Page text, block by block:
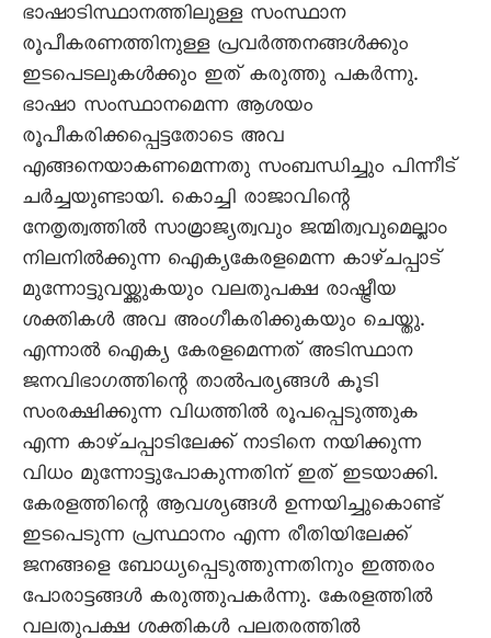
ഭാഷാടിസ്ഥാനത്തിലുള്ള സംസ്ഥാന
രൂപീകരണത്തിനുള്ള പ്രവര്‍ത്തനങ്ങള്‍ക്കും
ഇടപെടലുകള്‍ക്കും ഇത് കരുത്തു പകര്‍ന്നു.
ഭാഷാ സംസ്ഥാനമെന്ന ആശയം
രൂപീകരിക്കപ്പെട്ടതോടെ അവ
എങ്ങനെയാകണമെന്നതു സംബന്ധിച്ചും പിന്നീട്
ചര്‍ച്ചയുണ്ടായി. കൊച്ചി രാജാവിന്റെ
നേതൃത്വത്തില്‍ സാമ്രാജ്യത്വവും ജന്മിത്വവുമെല്ലാം
നിലനില്‍ക്കുന്ന ഐക്യകേരളമെന്ന കാഴ്ചപ്പാട്
മുന്നോട്ടുവയ്ക്കുകയും വലതുപക്ഷ രാഷ്ട്രീയ
ശക്തികള്‍ അവ അംഗീകരിക്കുകയും ചെയ്തു.
എന്നാല്‍ ഐക്യ കേരളമെന്നത് അടിസ്ഥാന
ജനവിഭാഗത്തിന്റെ താല്‍പര്യങ്ങള്‍ കൂടി
സംരക്ഷിക്കുന്ന വിധത്തില്‍ രൂപപ്പെടുത്തുക
എന്ന കാഴ്ചപ്പാടിലേക്ക് നാടിനെ നയിക്കുന്ന
വിധം മുന്നോട്ടുപോകുന്നതിന് ഇത് ഇടയാക്കി.
കേരളത്തിന്റെ ആവശ്യങ്ങള്‍ ഉന്നയിച്ചുകൊണ്ട്
ഇടപെടുന്ന പ്രസ്ഥാനം എന്ന രീതിയിലേക്ക്
ജനങ്ങളെ ബോധ്യപ്പെടുത്തുന്നതിനും ഇത്തരം
പോരാട്ടങ്ങള്‍ കരുത്തുപകര്‍ന്നു. കേരളത്തില്‍
വലതുപക്ഷ ശക്തികള്‍ പലതരത്തില്‍